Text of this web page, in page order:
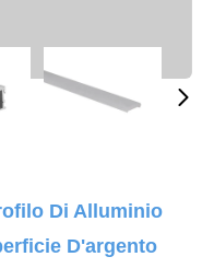
Di Alluminio
D'argento